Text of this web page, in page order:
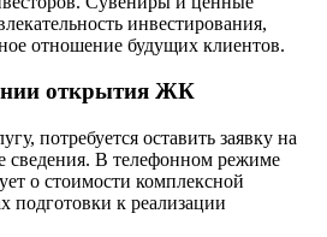
инвестирования,
отношение будущих клиентов.
открытия ЖК
потребуется оставить заявку на
сведения. В телефонном режиме
о стоимости комплексной
подготовки к реализации